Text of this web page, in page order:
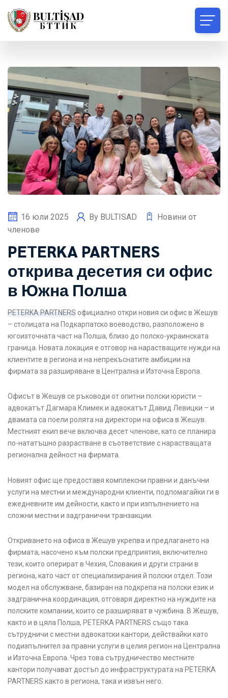
16 юли 2025 By BULTISAD
Новини от
членове
PETERKA PARTNERS
открива десетия си офис
в Южна Полша
PETERKA PARTNERS официално откри новия си офис в Жешув
– столицата на Подкарпатско воеводство, разположено в
югоизточната част на Полша, близо до полско-украинската
граница. Новата локация е отговор на нарастващите нужди на
клиентите в региона и на непрекъснатите амбиции на
фирмата за разширяване в Централна и Източна Европа.
Офисът в Жешув се ръководи от опитни полски юристи –
адвокатът Дагмара Климек и адвокатът Давид Левицки – и
двамата са поели ролята на директори на офиса в Жешув.
Местният екип вече включва десет членове, като се планира
по-нататъшно разрастване в съответствие с нарастващата
регионална дейност на фирмата.
Новият офис ще предоставя комплексни правни и данъчни
услуги на местни и международни клиенти, подпомагайки ги в
ежедневните им дейности, както и при изпълнението на
сложни местни и задгранични транзакции.
Откриването на офиса в Жешув укрепва и предлагането на
фирмата, насочено към полски предприятия, включително
тези, които оперират в Чехия, Словакия и други страни в
региона, като част от специализирания й полски отдел. Този
модел на обслужване, базиран на подкрепа на полски език и
задгранична координация, отговаря директно на нуждите на
полските компании, които се разширяват в чужбина. В Жешув,
както и в цяла Полша, PETERKA PARTNERS също така
сътрудничи с местни адвокатски кантори, действайки като
подизпълнител за правни услуги в целия регион на Централна
и Източна Европа. Чрез това сътрудничество местните
кантори получават достъп до инфраструктурата на PETERKA
PARTNERS както в региона, така и извън него.